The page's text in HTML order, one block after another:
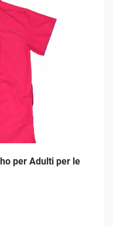
per Adulti per le